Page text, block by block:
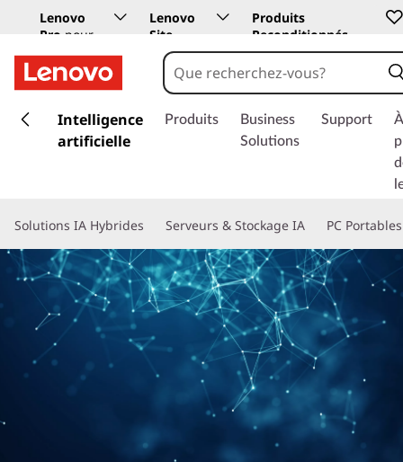
Lenovo
Pro pour
les
entreprises
Lenovo
Site
Education
Produits
Reconditionnés
a
a
c
o
Intelligence
artificielle
Produits
Business
Solutions
Support
À
Solutions IA Hybrides Serveurs & Stockage IA PC